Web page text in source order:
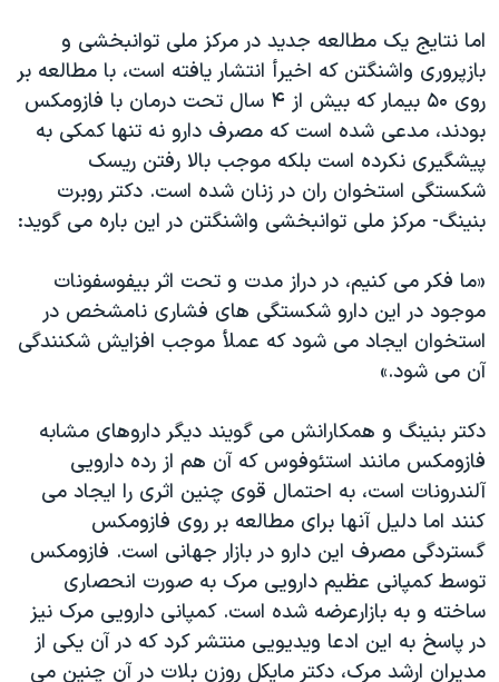
تریبونال مردمی آبان ۹۸
دادگاه حمید نوری
چهل سال گروگان‌گیری
قانون شفافیت دارائی کادر رهبری ایران
اعتراضات مردمی آبان ۹۸
اسرائیل در جنگ
نرگس محمدی برنده جایزه نوبل صلح
همایش محافظه‌کاران آمریکا «سی‌پک»
صفحه‌های ویژه
اما نتایج یک مطالعه جدید در مرکز ملی توانبخشی و
بازپروری واشنگتن که اخیرأ انتشار یافته است، با مطالعه بر
روی ۵۰ بیمار که بیش از ۴ سال تحت درمان با فازومکس
بودند، مدعی شده است که مصرف دارو نه تنها کمکی به
پیشگیری نکرده است بلکه موجب بالا رفتن ریسک
شکستگی استخوان ران در زنان شده است. دکتر روبرت
بنینگ- مرکز ملی توانبخشی واشنگتن در این باره می گوید:
«ما فکر می کنیم، در دراز مدت و تحت اثر بیفوسفونات
موجود در این دارو شکستگی های فشاری نامشخص در
استخوان ایجاد می شود که عملأ موجب افزایش شکنندگی
آن می شود.»
دکتر بنینگ و همکارانش می گویند دیگر داروهای مشابه
فازومکس مانند استئوفوس که آن هم از رده دارویی
آلندرونات است، به احتمال قوی چنین اثری را ایجاد می
کنند اما دلیل آنها برای مطالعه بر روی فازومکس
گستردگی مصرف این دارو در بازار جهانی است. فازومکس
توسط کمپانی عظیم دارویی مرک به صورت انحصاری
ساخته و به بازارعرضه شده است. کمپانی دارویی مرک نیز
در پاسخ به این ادعا ویدیویی منتشر کرد که در آن یکی از
مدیران ارشد مرک، دکتر مایکل روزن بلات در آن چنین می